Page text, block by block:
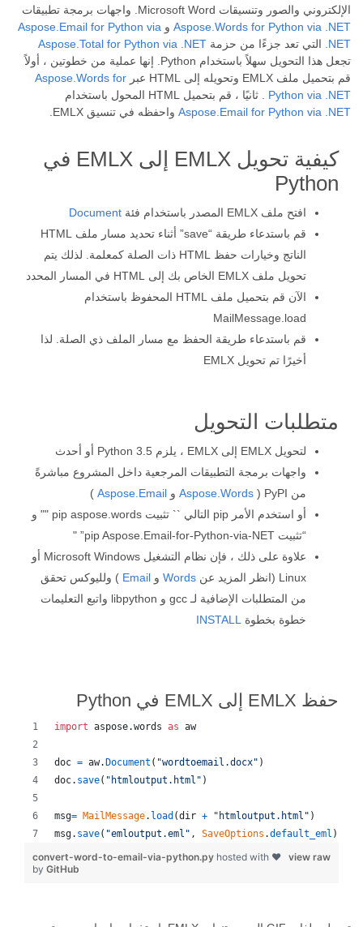
الإلكتروني والصور وتنسيقات Microsoft Word. واجهات برمجة تطبيقات
Aspose.Words for Python via .NET و Aspose.Email for Python via
.NET
التي تعد جزءًا من حزمة Aspose.Total for Python via .NET
تجعل هذا التحويل سهلاً باستخدام Python. إنها عملية من خطوتين ، أولاً
قم بتحميل ملف EMLX وتحويله إلى HTML عبر
Aspose.Words for
Python via .NET . ثانيًا ، قم بتحميل HTML المحول باستخدام
Aspose.Email for Python via .NET واحفظه في تنسيق EMLX.
كيفية تحويل EMLX إلى EMLX في
Python
افتح ملف EMLX المصدر باستخدام فئة
Document
قم باستدعاء طريقة “save” أثناء تحديد مسار ملف HTML
الناتج وخيارات حفظ HTML ذات الصلة كمعلمة. لذلك يتم
تحويل ملف EMLX الخاص بك إلى HTML في المسار المحدد
الآن قم بتحميل ملف HTML المحفوظ باستخدام
MailMessage.load
قم باستدعاء طريقة الحفظ مع مسار الملف ذي الصلة. لذا
أخيرًا تم تحويل EMLX
متطلبات التحويل
لتحويل EMLX إلى EMLX ، يلزم Python 3.5 أو أحدث
واجهات برمجة التطبيقات المرجعية داخل المشروع مباشرةً
من PyPI (
Aspose.Words و Aspose.Email
)
أو استخدم الأمر pip التالي `` تثبيت pip aspose.words "" و
“تثبيت pip Aspose.Email-for-Python-via-NET” "
علاوة على ذلك ، فإن نظام التشغيل Microsoft Windows أو
Linux (انظر المزيد عن
Words و Email ) ولليوكس تحقق
من المتطلبات الإضافية لـ gcc و libpython واتبع التعليمات
خطوة بخطوة
INSTALL
حفظ EMLX إلى EMLX في Python
import aspose.words as aw
doc = aw. Document ( "wordtoemail.docx" )
doc. save( "htmloutput.html" )
msg= MailMessage. load (dir + "htmloutput.html" )
msg. save( "emloutput.eml" , SaveOptions .default_eml )
view raw
convert-word-to-email-via-python.py hosted with ❤
by GitHub